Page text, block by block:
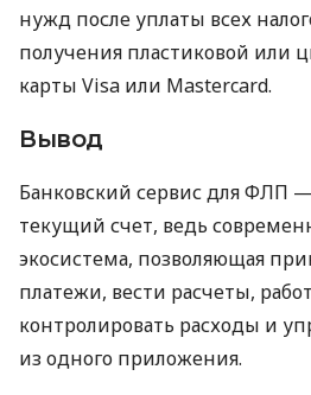
нужд после уплаты всех
получения пластиковой или
карты Visa или Mastercard.
Вывод
Банковский сервис для ФЛП
текущий счет, ведь
экосистема, позволяющая
платежи, вести расчеты,
контролировать расходы и
из одного приложения.